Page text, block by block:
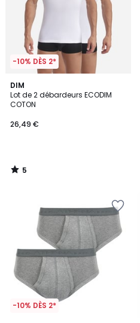
-10% DÈS 2*
DIM
Lot de 2 débardeurs ECODIM
COTON
26,49 €
5
/
5
5
/
-10% DÈS 2*